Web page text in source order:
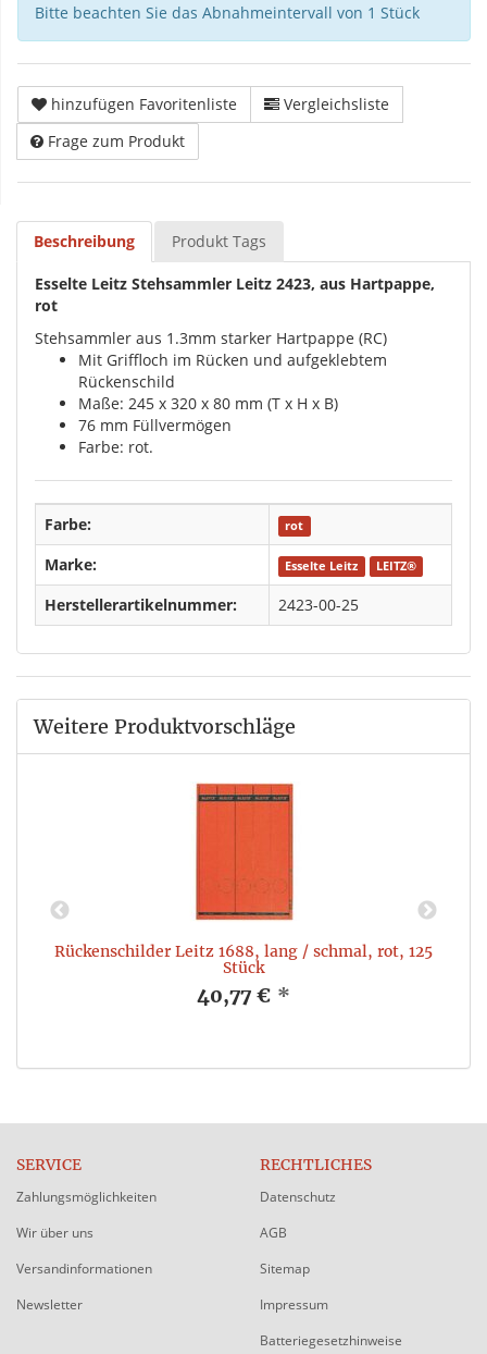
Bitte beachten Sie das Abnahmeintervall von 1 Stück
hinzufügen Favoritenliste
Vergleichsliste
Frage zum Produkt
Beschreibung Produkt Tags
Esselte Leitz Stehsammler Leitz 2423, aus Hartpappe,
rot
Stehsammler aus 1.3mm starker Hartpappe (RC)
Mit Griffloch im Rücken und aufgeklebtem
Rückenschild
Maße: 245 x 320 x 80 mm (T x H x B)
76 mm Füllvermögen
Farbe: rot.
Farbe: rot
Marke: Esselte Leitz LEITZ®
Herstellerartikelnummer: 2423-00-25
Weitere Produktvorschläge
Rückenschilder Leitz 1688, lang / schmal, rot, 125
Stück
40,77 € *
SERVICE
Zahlungsmöglichkeiten
Wir über uns
Versandinformationen
Newsletter
RECHTLICHES
Datenschutz
AGB
Sitemap
Impressum
Batteriegesetzhinweise